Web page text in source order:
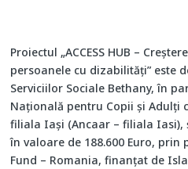
Proiectul „ACCESS HUB –
persoanele cu dizabilități” este
Serviciilor Sociale Bethany, în
Națională pentru Copii și Adulți
filiala Iași (Ancaar – filiala Iasi),
în valoare de 188.600 Euro, prin
Fund – Romania, finanțat de